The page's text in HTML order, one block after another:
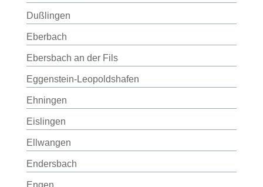
Dußlingen
Eberbach
Ebersbach an der Fils
Eggenstein-Leopoldshafen
Ehningen
Eislingen
Ellwangen
Endersbach
Engen